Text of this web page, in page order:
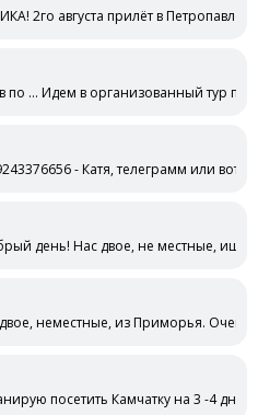
2го августа прилёт в
по … Идем в организованный тур по
- Катя, телеграмм или вотс
день! Нас двое, не местные,
неместные, из Приморья. Очень
посетить Камчатку на 3 -4 дня